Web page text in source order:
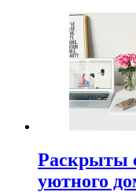
Раскрыты
уютного